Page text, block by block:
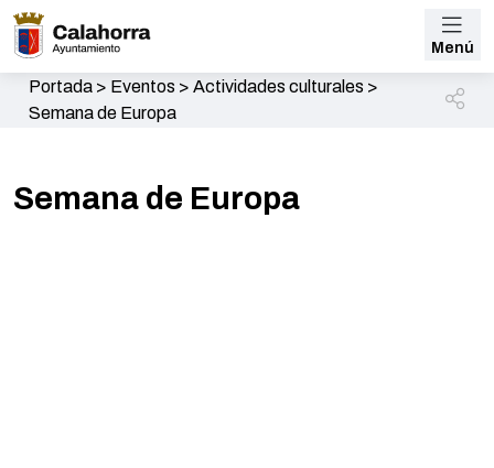
Menú
Portada> Eventos > Actividades culturales >
Semana de Europa
Semana de Europa